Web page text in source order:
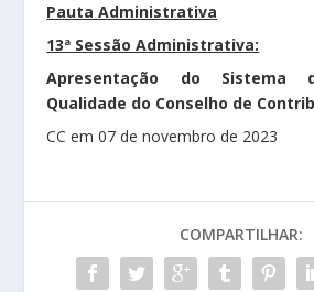
Pauta Administrativa
13ª Sessão Administrativa:
Apresentação do Sistema
Qualidade do Conselho de
CC em 07 de novembro de 2023
COMPARTILHAR: